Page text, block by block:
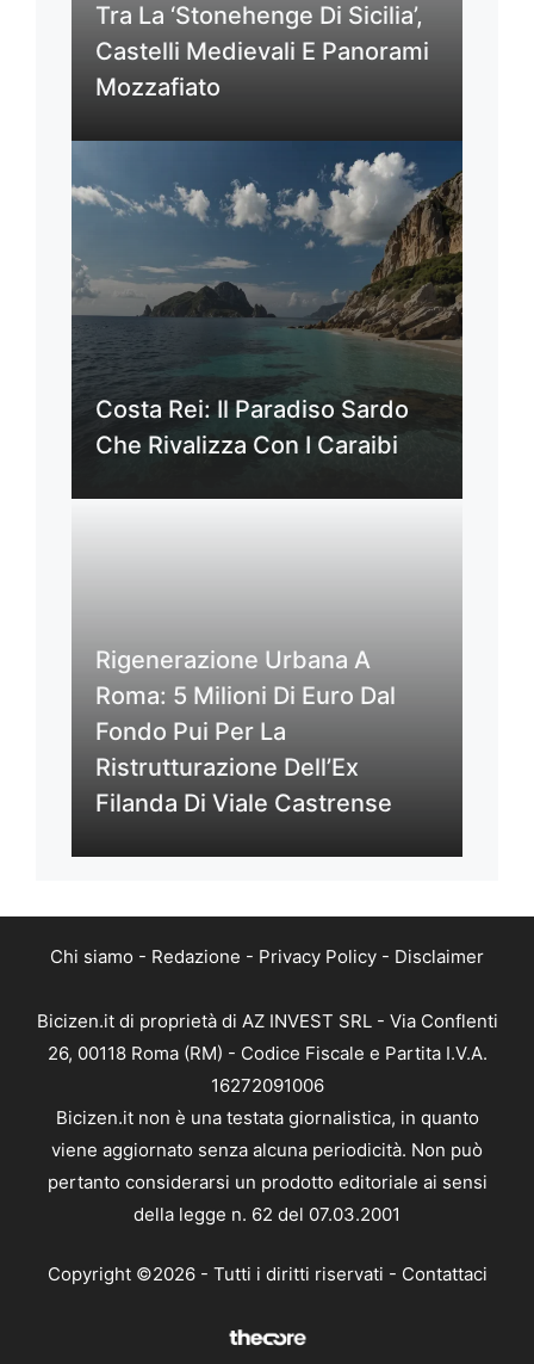
Tra La ‘Stonehenge Di Sicilia’,
Castelli Medievali E Panorami
Mozzafiato
Costa Rei: Il Paradiso Sardo
Che Rivalizza Con I Caraibi
Rigenerazione Urbana A
Roma: 5 Milioni Di Euro Dal
Fondo Pui Per La
Ristrutturazione Dell’Ex
Filanda Di Viale Castrense
Chi siamo - Redazione - Privacy Policy - Disclaimer
Bicizen.it di proprietà di AZ INVEST SRL - Via Conflenti
26, 00118 Roma (RM) - Codice Fiscale e Partita I.V.A.
16272091006
Bicizen.it non è una testata giornalistica, in quanto
viene aggiornato senza alcuna periodicità. Non può
pertanto considerarsi un prodotto editoriale ai sensi
della legge n. 62 del 07.03.2001
Copyright ©2026 - Tutti i diritti riservati - Contattaci